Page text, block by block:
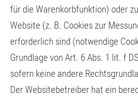
für die Warenkorbfunktion) oder
Website (z. B. Cookies zur
erforderlich sind (notwendige
Grundlage von Art. 6 Abs. 1 lit. f
sofern keine andere
Der Websitebetreiber hat ein